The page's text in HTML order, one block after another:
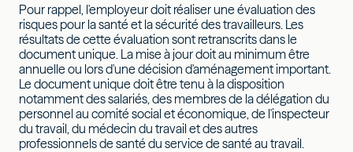
Pour rappel, l'employeur doit réaliser une évaluation des
risques pour la santé et la sécurité des travailleurs. Les
résultats de cette évaluation sont retranscrits dans le
document unique. La mise à jour doit au minimum être
annuelle ou lors d'une décision d'aménagement important.
Le document unique doit être tenu à la disposition
notamment des salariés, des membres de la délégation du
personnel au comité social et économique, de l'inspecteur
du travail, du médecin du travail et des autres
professionnels de santé du service de santé au travail.